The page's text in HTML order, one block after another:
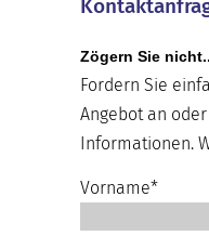
Zögern Sie
Fordern Sie
Angebot an
Informationen.
Vorname*